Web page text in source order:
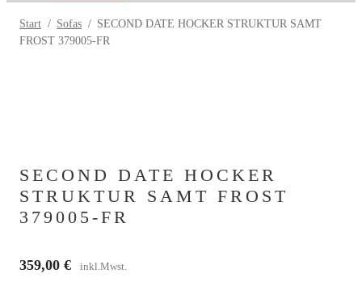
Start / Sofas / SECOND DATE HOCKER STRUKTUR SAMT
FROST 379005-FR
SECOND DATE HOCKER
STRUKTUR SAMT FROST
379005-FR
359,00 € inkl.Mwst.